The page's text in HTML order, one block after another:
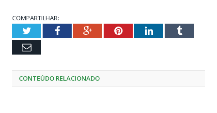
COMPARTILHAR:
TwitterFacebookGoogle+PinterestLinkedInTumblr
Email
CONTEÚDO RELACIONADO